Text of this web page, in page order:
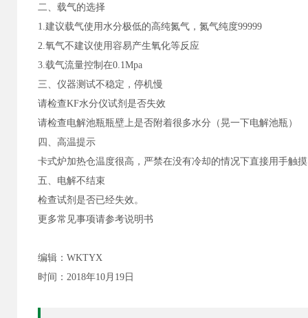
二、载气的选择
1.建议载气使用水分极低的高纯氮气，氮气纯度99999
2.氧气不建议使用容易产生氧化等反应
3.载气流量控制在0.1Mpa
三、仪器测试不稳定，停机慢
请检查KF水分仪试剂是否失效
请检查电解池瓶瓶壁上是否附着很多水分（晃一下电解池瓶）
四、高温提示
卡式炉加热仓温度很高，严禁在没有冷却的情况下直接用手触摸
五、电解不结束
检查试剂是否已经失效。
更多常见事项请参考说明书
编辑：WKTYX
时间：2018年10月19日